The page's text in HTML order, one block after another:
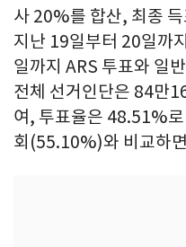
사 20%를 합산, 최종
지난 19일부터 20일까
일까지 ARS 투표와 일
전체 선거인단은 84만
여, 투표율은 48.51%
회(55.10%)와 비교하